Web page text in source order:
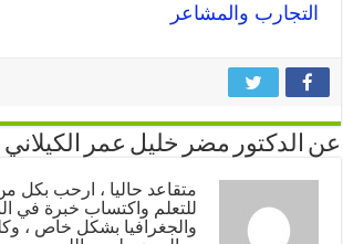
التجارب والمشاعر
عن الدكتور مضر خليل عمر الكيلاني
متقاعد حاليا ، ارحب بكل
للتعلم واكتساب خبرة في
والجغرافيا بشكل خاص ،